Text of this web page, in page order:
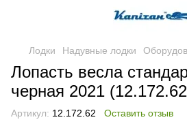
Лодки Надувные лодки
Лопасть весла
черная 2021
Артикул: 12.172.62 Оставить отзыв